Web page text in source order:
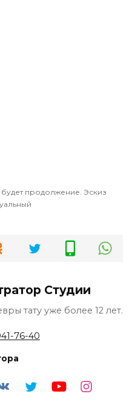
будет продолжение. Эскиз
Студии
тату уже более 12 лет.
76-40